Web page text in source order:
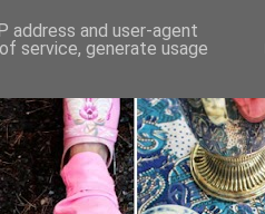
address and user-agent
service, generate usage